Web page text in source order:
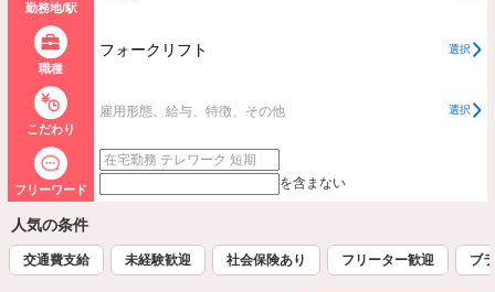
勤務地/駅
職種
フォークリフト 選択
こだわり
雇用形態、給与、特徴、その他 選択
フリーワード を含まない
人気の条件
交通費支給 未経験歓迎 社会保険あり フリーター歓迎 ブ